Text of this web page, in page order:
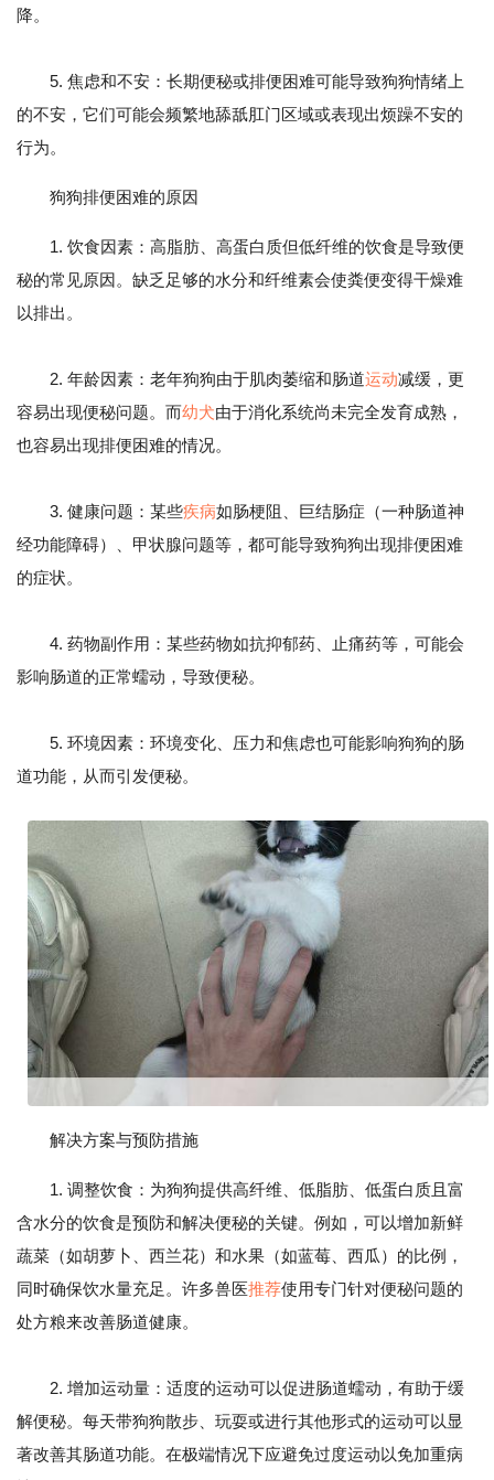
降。
5. 焦虑和不安：长期便秘或排便困难可能导致狗狗情绪上
的不安，它们可能会频繁地舔舐肛门区域或表现出烦躁不安的
行为。
狗狗排便困难的原因
1. 饮食因素：高脂肪、高蛋白质但低纤维的饮食是导致便
秘的常见原因。缺乏足够的水分和纤维素会使粪便变得干燥难
以排出。
2. 年龄因素：老年狗狗由于肌肉萎缩和肠道运动减缓，更
容易出现便秘问题。而幼犬由于消化系统尚未完全发育成熟，
也容易出现排便困难的情况。
3. 健康问题：某些疾病如肠梗阻、巨结肠症（一种肠道神
经功能障碍）、甲状腺问题等，都可能导致狗狗出现排便困难
的症状。
4. 药物副作用：某些药物如抗抑郁药、止痛药等，可能会
影响肠道的正常蠕动，导致便秘。
5. 环境因素：环境变化、压力和焦虑也可能影响狗狗的肠
道功能，从而引发便秘。
解决方案与预防措施
1. 调整饮食：为狗狗提供高纤维、低脂肪、低蛋白质且富
含水分的饮食是预防和解决便秘的关键。例如，可以增加新鲜
蔬菜（如胡萝卜、西兰花）和水果（如蓝莓、西瓜）的比例，
同时确保饮水量充足。许多兽医推荐使用专门针对便秘问题的
处方粮来改善肠道健康。
2. 增加运动量：适度的运动可以促进肠道蠕动，有助于缓
解便秘。每天带狗狗散步、玩耍或进行其他形式的运动可以显
著改善其肠道功能。在极端情况下应避免过度运动以免加重病